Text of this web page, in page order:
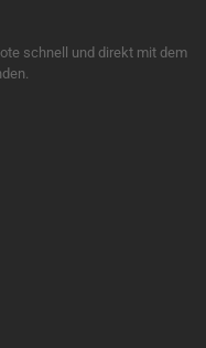
schnell und direkt mit dem